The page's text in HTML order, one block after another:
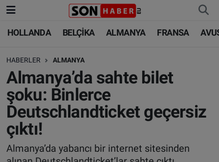
HOLLANDA BELÇİKA ALMANYA FRANSA
HABERLER ALMANYA
Almanya’da sahte bilet
şoku: Binlerce
Deutschlandticket geçersiz
çıktı!
Almanya’da yabancı bir internet sitesinden
HOLLANDA
BELÇİKA
ALMANYA
FRANSA
AVUSTURYA
HOLLANDA
BELÇİKA
ALMANYA
TÜRKİYE
DÜNYA
Nöbetçi Eczaneler
Hava Durumu
Trafik Durumu
Süper Lig Puan Durumu ve Fikstür
Tüm Manşetler